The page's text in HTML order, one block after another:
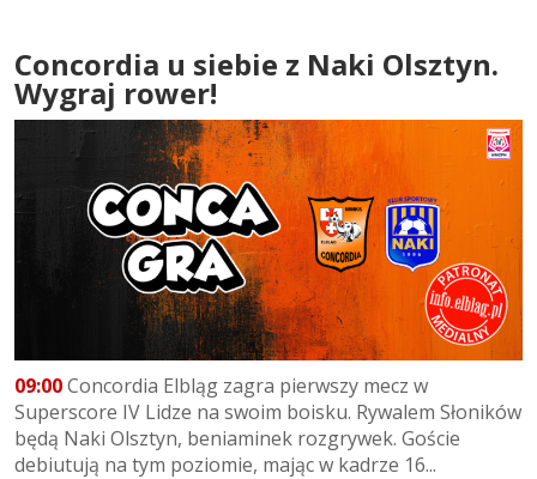
Concordia u siebie z Naki Olsztyn.
Wygraj rower!
09:00Concordia Elbląg zagra pierwszy mecz w
Superscore IV Lidze na swoim boisku. Rywalem Słoników
będą Naki Olsztyn, beniaminek rozgrywek. Goście
debiutują na tym poziomie, mając w kadrze 16...